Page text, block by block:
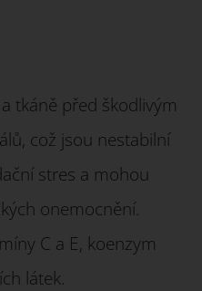
tkáně před škodlivým
což jsou nestabilní
stres a mohou
onemocnění.
C a E, koenzym
látek.